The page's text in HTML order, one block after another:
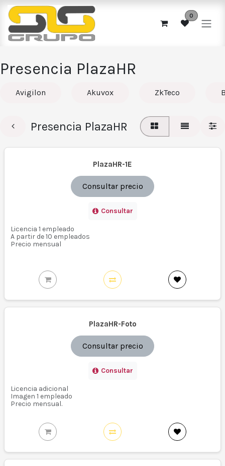
Ir al contenido
0
Presencia PlazaHR
Avigilon Akuvox ZkTeco
Presencia PlazaHR
PlazaHR-1E
Consultar precio
Consultar
Licencia 1 empleado
A partir de 10 empleados
Precio mensual
PlazaHR-Foto
Consultar precio
Consultar
Licencia adicional
Imagen 1 empleado
Precio mensual.